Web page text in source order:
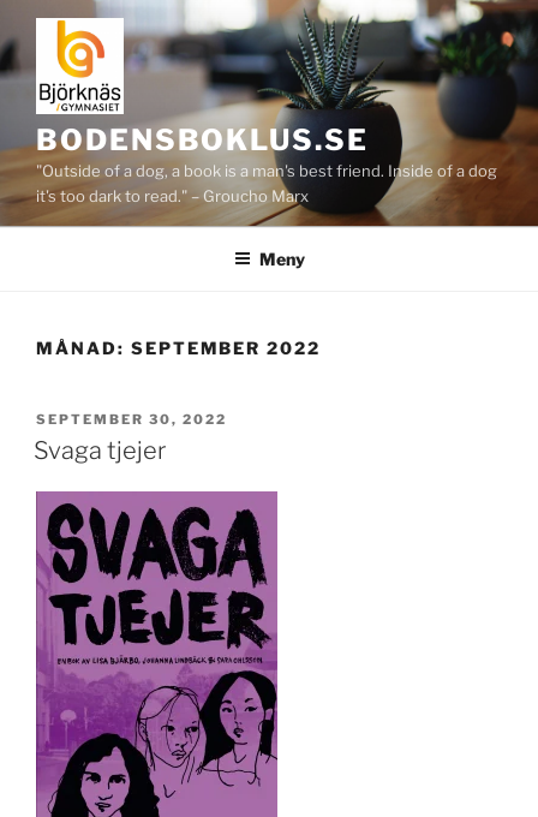
Hoppa
till
innehåll
BODENSBOKLUS.SE
"Outside of a dog, a book is a man's best friend. Inside of a dog
it's too dark to read." – Groucho Marx
Meny
MÅNAD: SEPTEMBER 2022
PUBLICERAT
SEPTEMBER 30, 2022
Svaga tjejer